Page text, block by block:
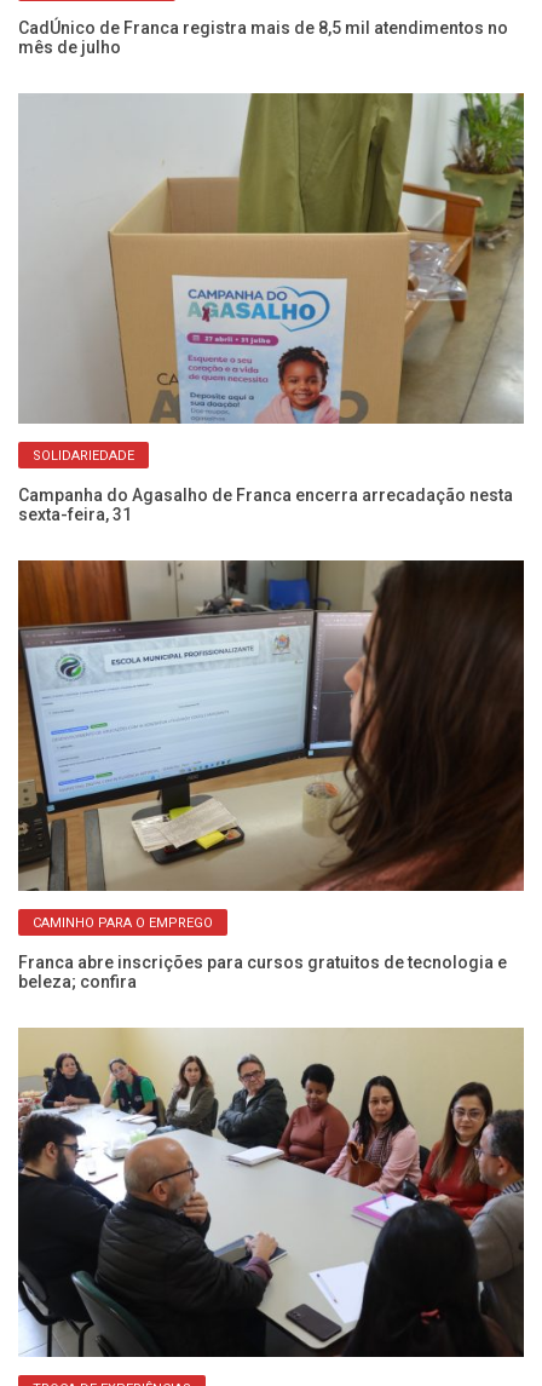
CadÚnico de Franca registra mais de 8,5 mil atendimentos no
mês de julho
SOLIDARIEDADE
Campanha do Agasalho de Franca encerra arrecadação nesta
sexta-feira, 31
CAMINHO PARA O EMPREGO
Franca abre inscrições para cursos gratuitos de tecnologia e
beleza; confira